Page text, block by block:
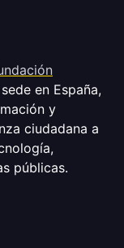
en España,
y
ciudadana a
públicas.